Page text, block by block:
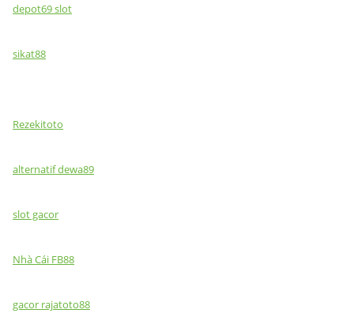
depot69 slot
sikat88
Rezekitoto
alternatif dewa89
slot gacor
Nhà Cái FB88
gacor rajatoto88